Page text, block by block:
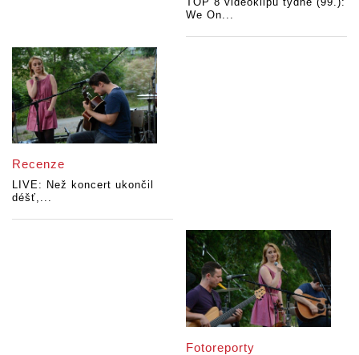
We On...
Recenze
LIVE: Než koncert ukončil
déšť,...
Fotoreporty